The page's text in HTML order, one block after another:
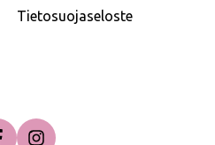
Tietosuojaseloste